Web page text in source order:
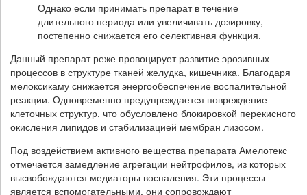
Однако если принимать препарат в течение
длительного периода или увеличивать дозировку,
постепенно снижается его селективная функция.
Данный препарат реже провоцирует развитие эрозивных
процессов в структуре тканей желудка, кишечника. Благодаря
мелоксикаму снижается энергообеспечение воспалительной
реакции. Одновременно предупреждается повреждение
клеточных структур, что обусловлено блокировкой перекисного
окисления липидов и стабилизацией мембран лизосом.
Под воздействием активного вещества препарата Амелотекс
отмечается замедление агрегации нейтрофилов, из которых
высвобождаются медиаторы воспаления. Эти процессы
является вспомогательными, они сопровождают